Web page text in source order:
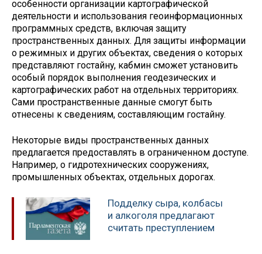
особенности организации картографической
деятельности и использования геоинформационных
программных средств, включая защиту
пространственных данных. Для защиты информации
о режимных и других объектах, сведения о которых
представляют гостайну, кабмин сможет установить
особый порядок выполнения геодезических и
картографических работ на отдельных территориях.
Сами пространственные данные смогут быть
отнесены к сведениям, составляющим гостайну.
Некоторые виды пространственных данных
предлагается предоставлять в ограниченном доступе.
Например, о гидротехнических сооружениях,
промышленных объектах, отдельных дорогах.
Подделку сыра, колбасы
и алкоголя предлагают
считать преступлением